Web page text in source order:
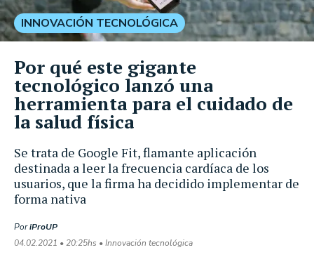
Se trata de Google Fit, flamante aplicación
destinada a leer la frecuencia cardíaca de los
usuarios, que la firma ha decidido implementar de
forma nativa
PoriProUP
04.02.2021 • 20:25hs • Innovación tecnológica
INNOVACIÓN TECNOLÓGICA
Por qué este gigante
tecnológico lanzó una
herramienta para el cuidado de
la salud física